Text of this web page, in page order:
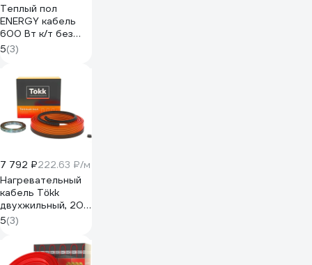
Теплый пол
ENERGY кабель
600 Вт к/т без
термостата 00-
УТ-00616
5(3)
7 792 ₽222.63 ₽/м
Нагревательный
кабель Tökk
двухжильный, 20
Вт/м, 35м.п.
КАБ_ТОКК_35м
5(3)